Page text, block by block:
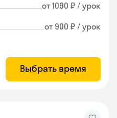
от 1090 ₽ / урок
от 900 ₽ / урок
Выбрать время